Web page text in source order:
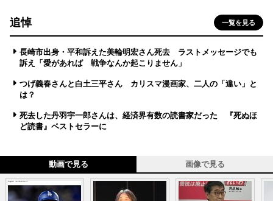
追悼 一覧を見る
長崎市出身・平和訴えた美輪明宏さん死去 ラストメッセージでも
訴え「愛があれば 戦争なんか起こりません」
つげ義春さんと白土三平さん カリスマ漫画家、二人の「違い」と
は？
死去した丹羽宇一郎さんは、経済界有数の読書家だった 『死ぬほ
ど読書』ベストセラーに
動画で見る 画像で見る